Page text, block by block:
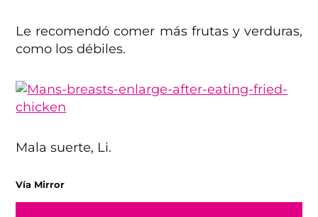
Le recomendó comer más frutas y verduras,
como los débiles.
Mala suerte, Li.
Vía Mirror